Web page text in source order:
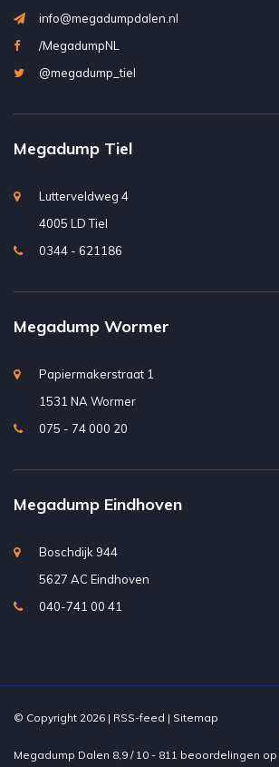
info@megadumpdalen.nl
/MegadumpNL
@megadump_tiel
Megadump Tiel
Lutterveldweg 4
4005 LD Tiel
0344 - 621186
Megadump Wormer
Papiermakerstraat 1
1531 NA Wormer
075 - 74 000 20
Megadump Eindhoven
Boschdijk 944
5627 AC Eindhoven
040-741 00 41
© Copyright 2026 | RSS-feed | Sitemap
Megadump Dalen 8,9 / 10 - 811 beoordelingen op